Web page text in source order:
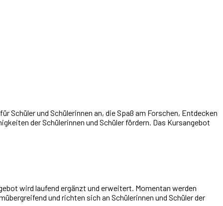
Schüler und Schülerinnen an, die Spaß am Forschen, Entdecken
der Schülerinnen und Schüler fördern. Das Kursangebot
wird laufend ergänzt und erweitert. Momentan werden
und richten sich an Schülerinnen und Schüler der